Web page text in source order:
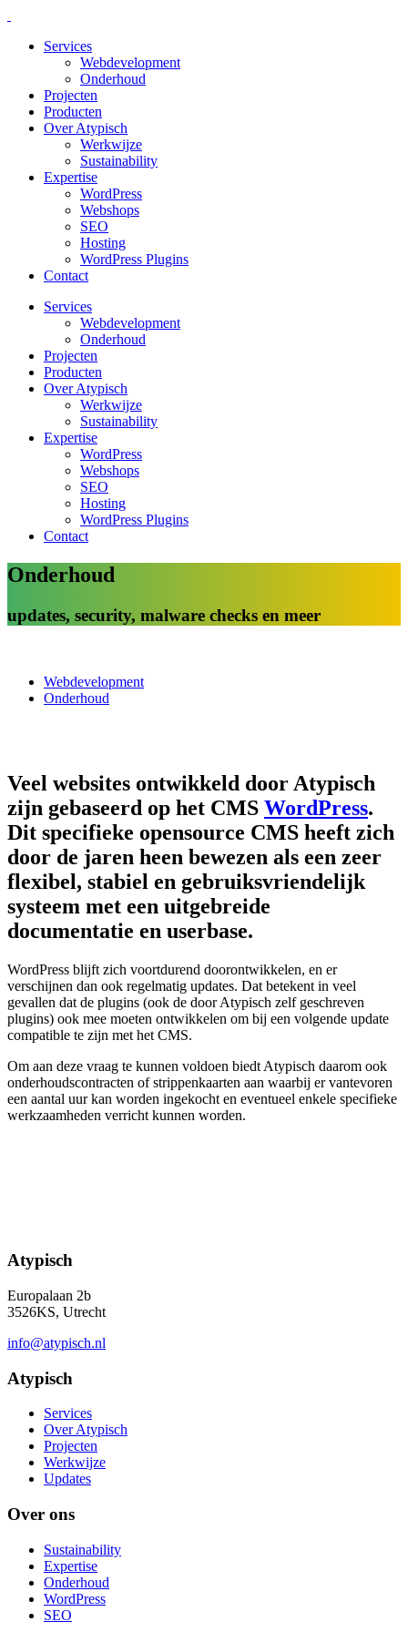
Services
Webdevelopment
Onderhoud
Projecten
Producten
Over Atypisch
Werkwijze
Sustainability
Expertise
WordPress
Webshops
SEO
Hosting
WordPress Plugins
Contact
Services
Webdevelopment
Onderhoud
Projecten
Producten
Over Atypisch
Werkwijze
Sustainability
Expertise
WordPress
Webshops
SEO
Hosting
WordPress Plugins
Contact
Onderhoud
updates, security, malware checks en meer
Webdevelopment
Onderhoud
Veel websites ontwikkeld door Atypisch
zijn gebaseerd op het CMS WordPress.
Dit specifieke opensource CMS heeft zich
door de jaren heen bewezen als een zeer
flexibel, stabiel en gebruiksvriendelijk
systeem met een uitgebreide
documentatie en userbase.
WordPress blijft zich voortdurend doorontwikkelen, en er
verschijnen dan ook regelmatig updates. Dat betekent in veel
gevallen dat de plugins (ook de door Atypisch zelf geschreven
plugins) ook mee moeten ontwikkelen om bij een volgende update
compatible te zijn met het CMS.
Om aan deze vraag te kunnen voldoen biedt Atypisch daarom ook
onderhoudscontracten of strippenkaarten aan waarbij er vantevoren
een aantal uur kan worden ingekocht en eventueel enkele specifieke
werkzaamheden verricht kunnen worden.
Atypisch
Europalaan 2b
3526KS, Utrecht
info@atypisch.nl
Atypisch
Services
Over Atypisch
Projecten
Werkwijze
Updates
Over ons
Sustainability
Expertise
Onderhoud
WordPress
SEO